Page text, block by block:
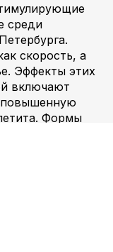
среди
скорость, а
Эффекты этих
включают
повышенную
Формы